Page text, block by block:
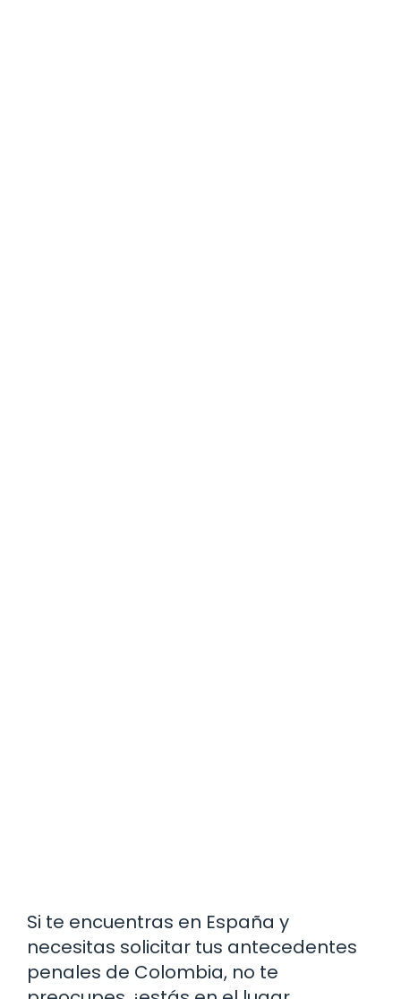
Si te encuentras en España y
necesitas solicitar tus antecedentes
penales de Colombia, no te